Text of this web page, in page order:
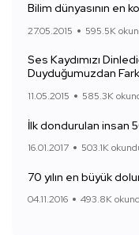
Bilim dünyasının en
27.05.2015 595.5K
Ses Kaydımızı
Duyduğumuzdan
11.05.2015 585.3K
İlk dondurulan insan
16.01.2017 503.1K
70 yılın en büyük
04.11.2016 493.8K